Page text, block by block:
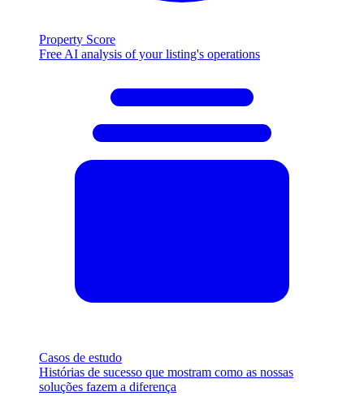
Property Score
Free AI analysis of your listing's operations
Casos de estudo
Histórias de sucesso que mostram como as nossas
soluções fazem a diferença